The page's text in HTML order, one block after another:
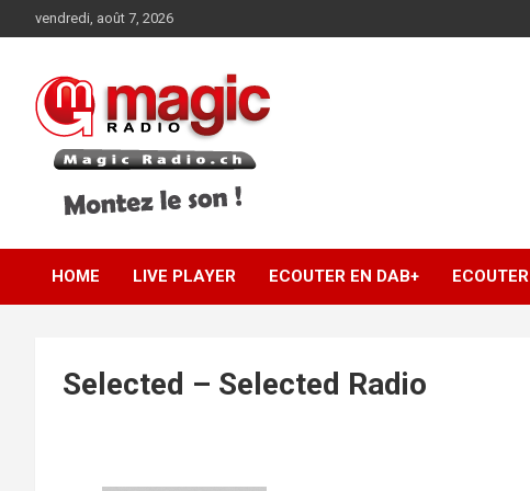
au
vendredi, août 7, 2026
Magic Radio .ch |
Magic Radio
Switzerland
HOME LIVE PLAYER ECOUTER EN DAB+ ECOUTER
Selected – Selected Radio